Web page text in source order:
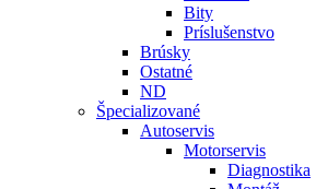
Bity
Príslušenstvo
Brúsky
Ostatné
ND
Špecializované
Autoservis
Motorservis
Diagnostika